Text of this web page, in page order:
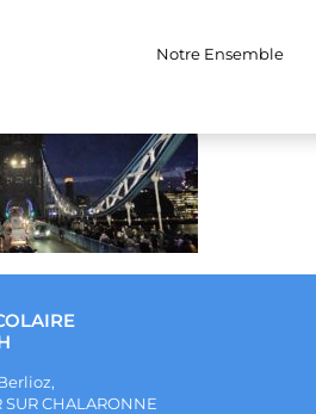
Notre Ensemble
49e9-
SUR CHALARONNE